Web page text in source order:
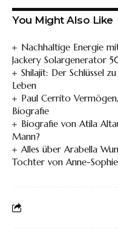
You Might Also Like
Nachhaltige Energie
Jackery Solargenerator
Shilajit: Der Schlüssel
Leben
Paul Cerrito
Biografie
Biografie von Atila
Mann?
Alles über Arabella
Tochter von Anne-Sophie